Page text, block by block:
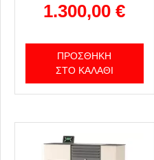
1.300,00€
ΠΡΟΣΘΉΚΗ
ΣΤΟ ΚΑΛΆΘΙ